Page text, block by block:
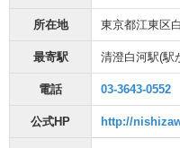
所在地 東京都江東区
最寄駅 清澄白河駅(駅
電話 03-3643-0552
公式HP http://